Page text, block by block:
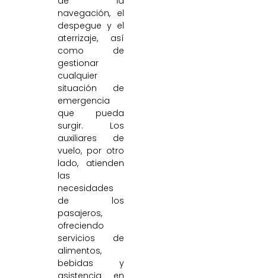
navegación, el
despegue y el
aterrizaje, así
como de
gestionar
cualquier
situación de
emergencia
que pueda
surgir. Los
auxiliares de
vuelo, por otro
lado, atienden
las
necesidades
de los
pasajeros,
ofreciendo
servicios de
alimentos,
bebidas y
asistencia en